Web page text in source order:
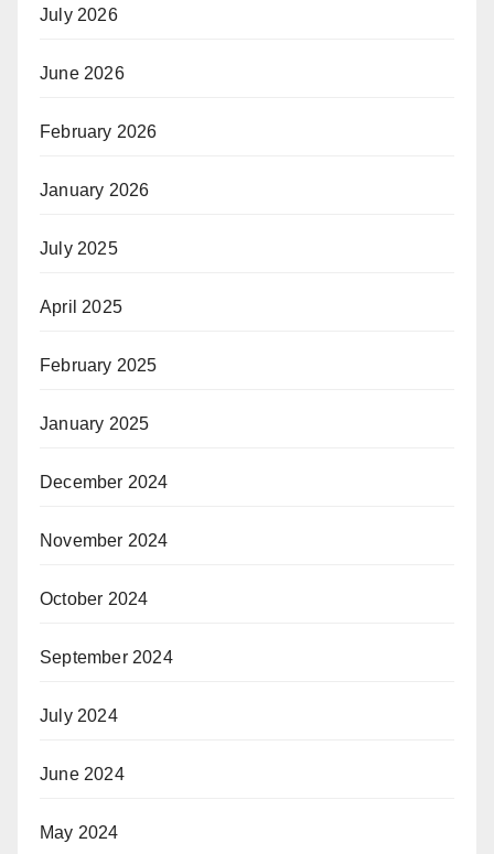
July 2026
June 2026
February 2026
January 2026
July 2025
April 2025
February 2025
January 2025
December 2024
November 2024
October 2024
September 2024
July 2024
June 2024
May 2024